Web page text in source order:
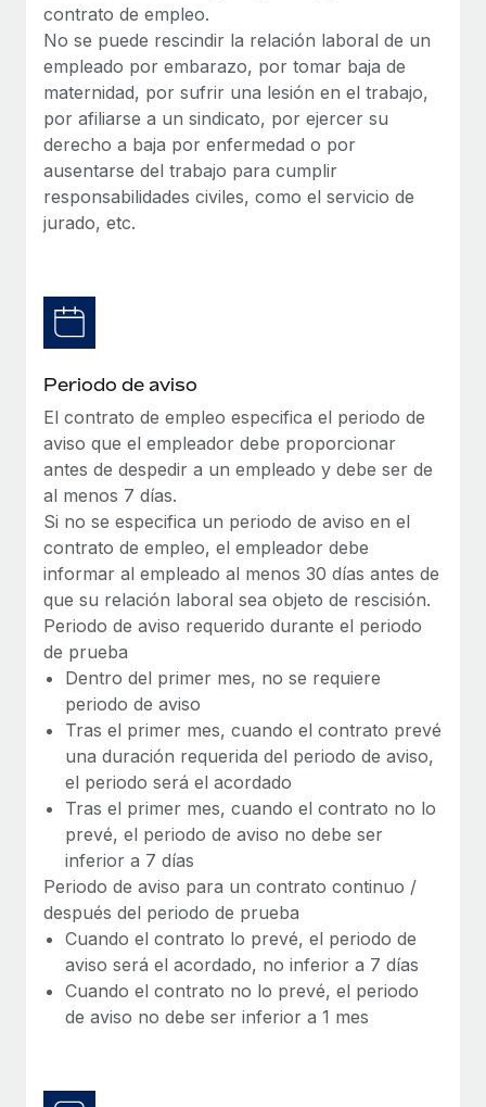
Cumplimiento normativo
Adelántate a los riesgos de cumplimiento
normativo.
Gestión de dispositivos
Proporciona dispositivos tecnológicos y contrólalos
en todo el mundo.
Apertura de entidades
Movilidad y reubicación
Prestaciones
complicaciones.
Contractor Management
Impuestos
Explora el blog
BLOG
Management Plus
La misión de Remote sigue siendo ayudar a empresas de
Más información
Pento se convierte en un empleador equitativo
con Remote
Gestionar las nóminas internamente es complicado. Tardas
semanas en hacerlo manualmente y, al mes...
Más información
contrato de empleo.
No se puede rescindir la relación laboral de un
empleado por embarazo, por tomar baja de
maternidad, por sufrir una lesión en el trabajo,
por afiliarse a un sindicato, por ejercer su
derecho a baja por enfermedad o por
ausentarse del trabajo para cumplir
responsabilidades civiles, como el servicio de
jurado, etc.
Periodo de aviso
El contrato de empleo especifica el periodo de
aviso que el empleador debe proporcionar
antes de despedir a un empleado y debe ser de
al menos 7 días.
Si no se especifica un periodo de aviso en el
contrato de empleo, el empleador debe
informar al empleado al menos 30 días antes de
que su relación laboral sea objeto de rescisión.
Periodo de aviso requerido durante el periodo
de prueba
Dentro del primer mes, no se requiere
periodo de aviso
Tras el primer mes, cuando el contrato prevé
una duración requerida del periodo de aviso,
el periodo será el acordado
Tras el primer mes, cuando el contrato no lo
prevé, el periodo de aviso no debe ser
inferior a 7 días
Periodo de aviso para un contrato continuo /
después del periodo de prueba
Cuando el contrato lo prevé, el periodo de
aviso será el acordado, no inferior a 7 días
Cuando el contrato no lo prevé, el periodo
de aviso no debe ser inferior a 1 mes